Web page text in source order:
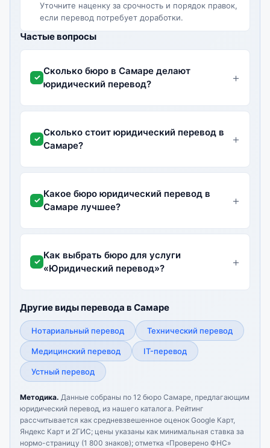
Уточните наценку за срочность и порядок правок,
если перевод потребует доработки.
Частые вопросы
Сколько бюро в Самаре делают
юридический перевод?
Сколько стоит юридический перевод в
Самаре?
Какое бюро юридический перевод в
Самаре лучшее?
Как выбрать бюро для услуги
«Юридический перевод»?
Другие виды перевода в Самаре
Нотариальный перевод Технический перевод
Медицинский перевод IT-перевод
Устный перевод
Методика. Данные собраны по 12 бюро Самаре, предлагающим
юридический перевод, из нашего каталога. Рейтинг
рассчитывается как средневзвешенное оценок Google Карт,
Яндекс Карт и 2ГИС; цены указаны как минимальная ставка за
нормо-страницу (1 800 знаков); отметка «Проверено ФНС»